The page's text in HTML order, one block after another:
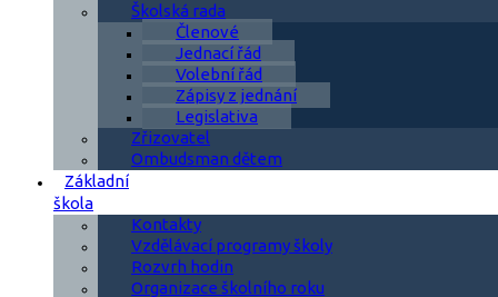
Školská rada
Členové
Jednací řád
Volební řád
Zápisy z jednání
Legislativa
Zřizovatel
Ombudsman dětem
Základní
škola
Kontakty
Vzdělávací programy školy
Rozvrh hodin
Organizace školního roku